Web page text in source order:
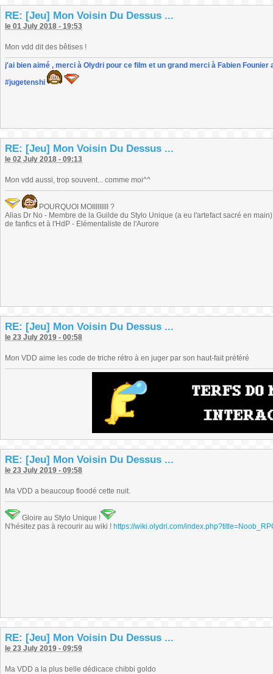
RE: [Jeu] Mon Voisin Du Dessus ...
le 01 July 2018 - 19:53
Mon vdd dit des bêtises !
j'ai bien aimé , merci à Olydri pour ce film et un grand merci à Fabien
#jugetenshi
RE: [Jeu] Mon Voisin Du Dessus ...
le 02 July 2018 - 09:13
Mon vdd aussi, trop souvent... comme moi^^
POURQUOI MOIIIIIIIII ?
Alias Dr No - Membre de la Guilde du Stylo Unique (a eu l'artefact sacré en
de fanfics et à l'HdP - Elémentaliste de l'Aurore
RE: [Jeu] Mon Voisin Du Dessus ...
le 23 July 2019 - 00:58
Mon VDD aime les code de triche rétro à en juger par son haut-fait préféré
RE: [Jeu] Mon Voisin Du Dessus ...
le 23 July 2019 - 09:58
Ma VDD a beaucoup floodé cette nuit.
Gloire au Stylo Unique !
N'hésitez pas à recourir au wiki ! https://wiki.olydri.com/
RE: [Jeu] Mon Voisin Du Dessus ...
le 23 July 2019 - 09:59
Ma VDD a la plus belle dédicace chibbi goldo